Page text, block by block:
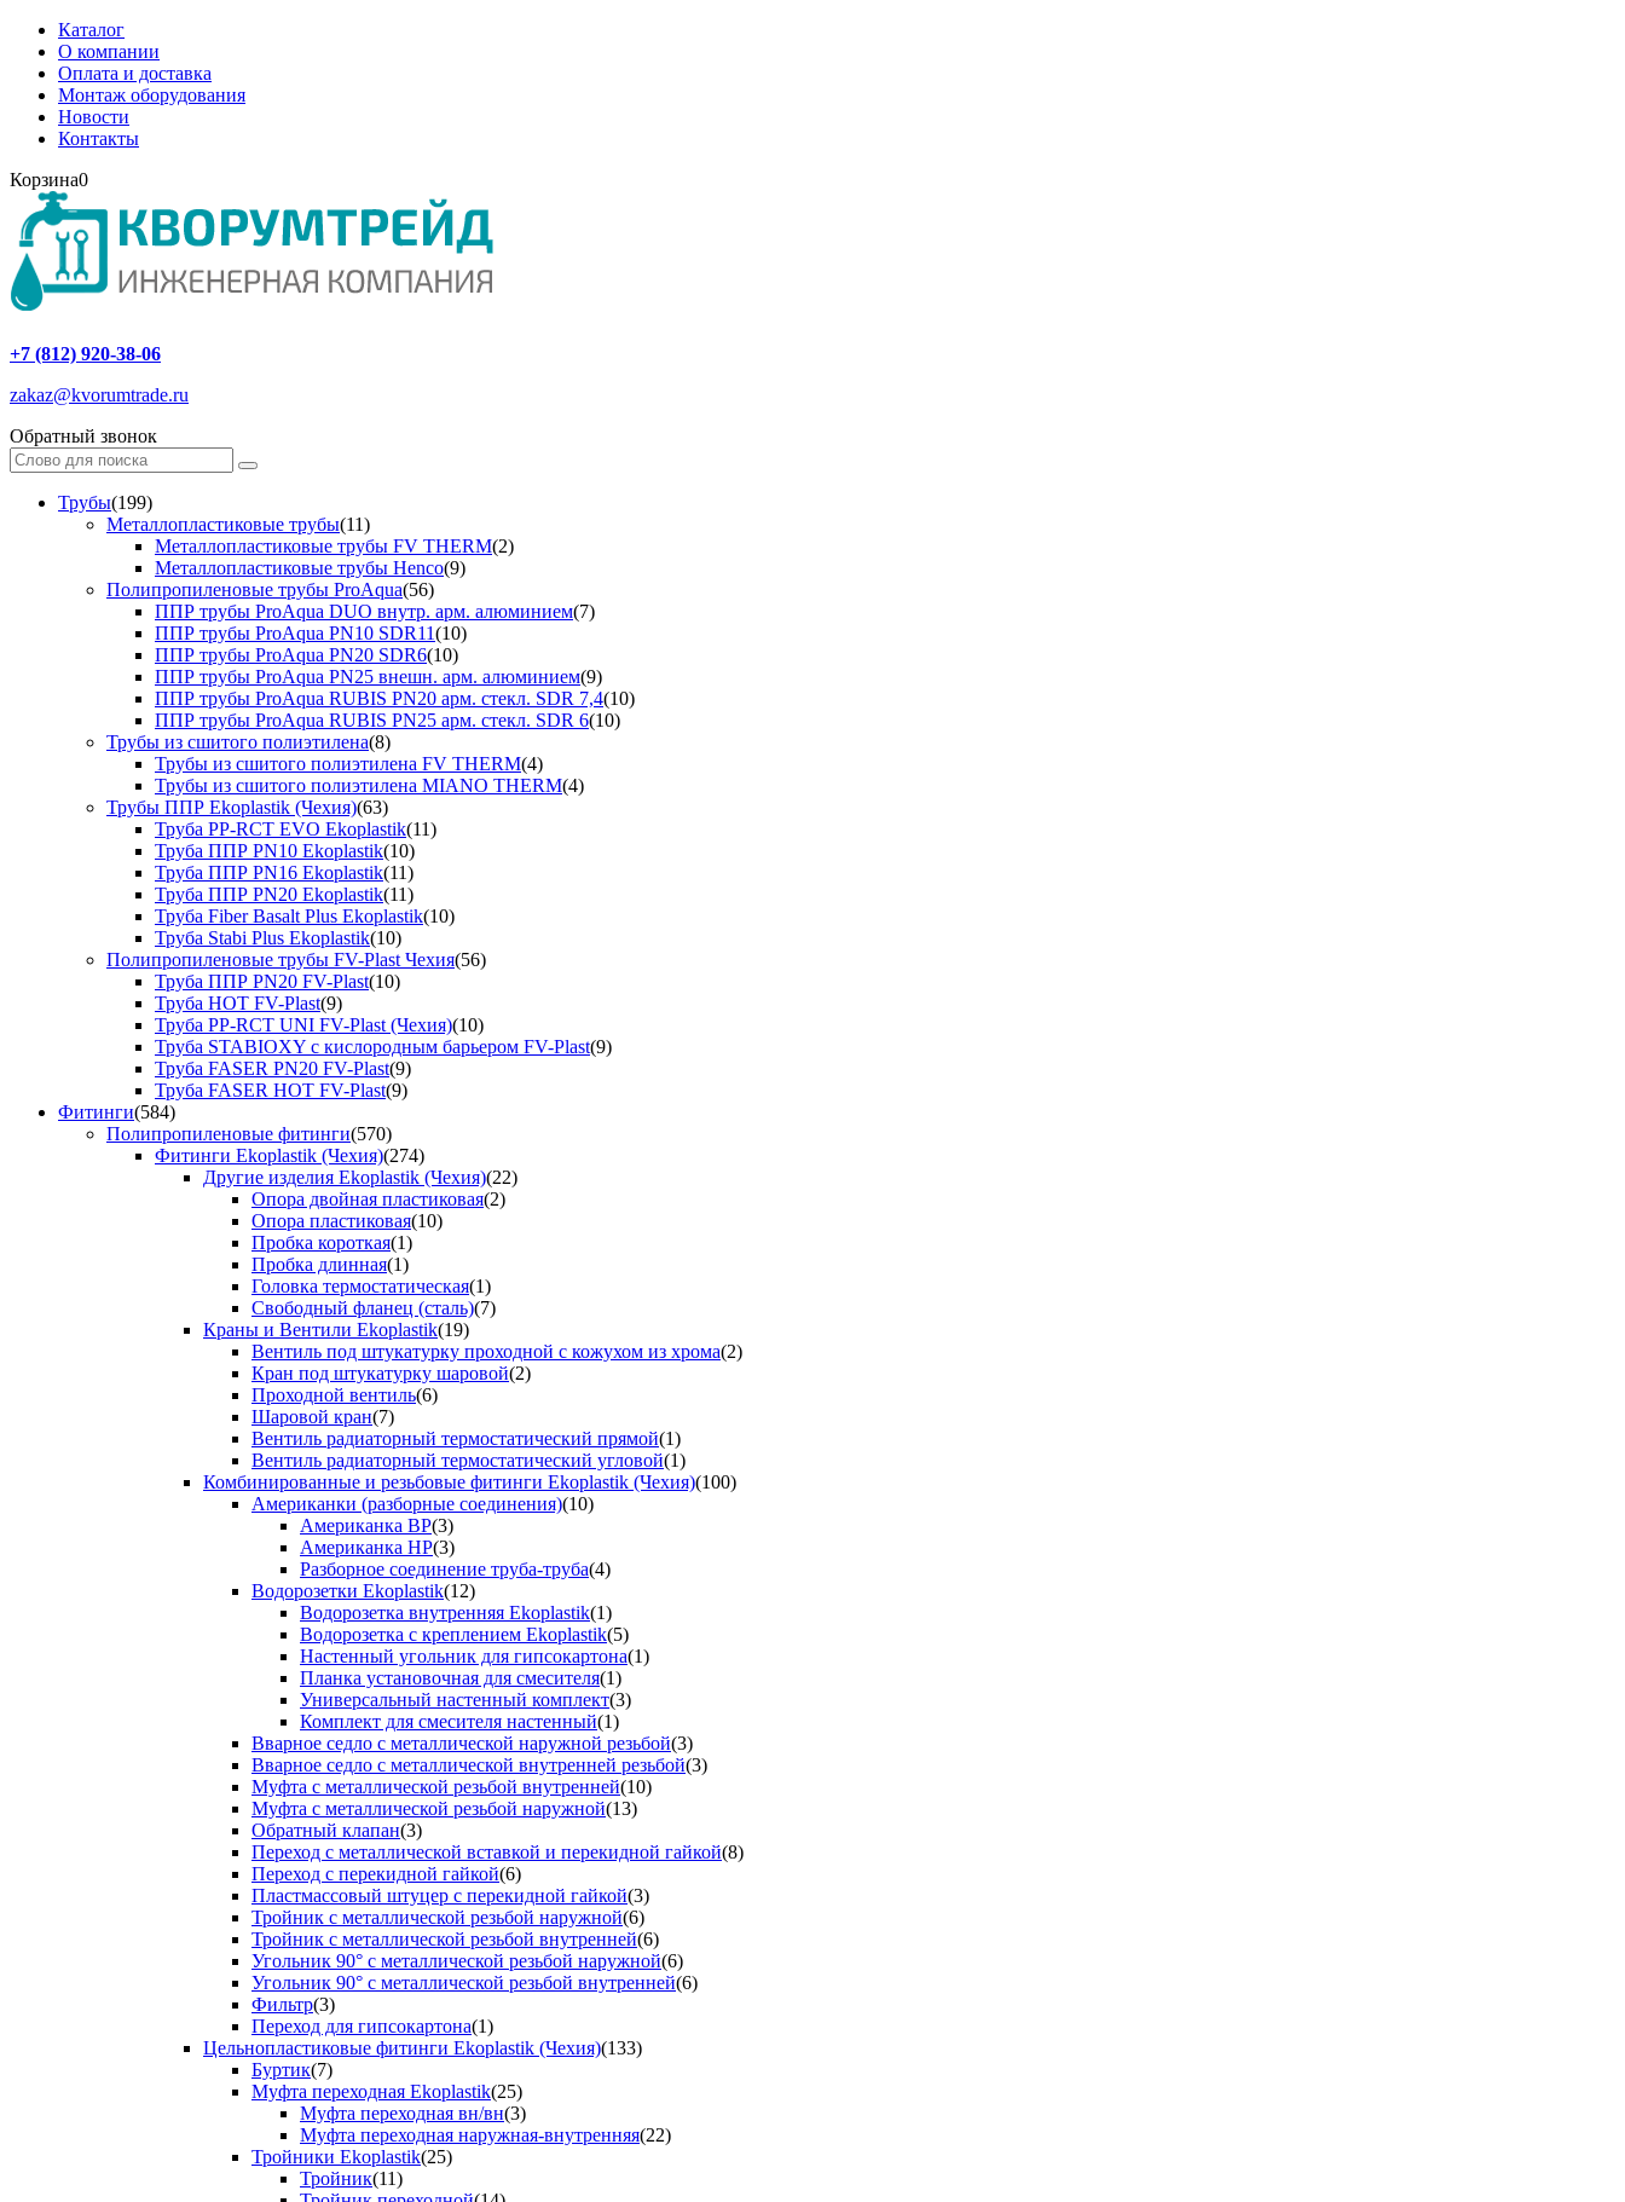
Каталог
О компании
Оплата и доставка
Монтаж оборудования
Новости
Контакты
Корзина0
+7 (812) 920-38-06
zakaz@kvorumtrade.ru
Обратный звонок
Трубы(199)
Металлопластиковые трубы(11)
Металлопластиковые трубы FV THERM(2)
Металлопластиковые трубы Henco(9)
Полипропиленовые трубы ProAqua(56)
ППР трубы ProAqua DUO внутр. арм. алюминием(7)
ППР трубы ProAqua PN10 SDR11(10)
ППР трубы ProAqua PN20 SDR6(10)
ППР трубы ProAqua PN25 внешн. арм. алюминием(9)
ППР трубы ProAqua RUBIS PN20 арм. стекл. SDR 7,4(10)
ППР трубы ProAqua RUBIS PN25 арм. стекл. SDR 6(10)
Трубы из сшитого полиэтилена(8)
Трубы из сшитого полиэтилена FV THERM(4)
Трубы из сшитого полиэтилена MIANO THERM(4)
Трубы ППР Ekoplastik (Чехия)(63)
Труба PP-RCT EVO Ekoplastik(11)
Труба ППР PN10 Ekoplastik(10)
Труба ППР PN16 Ekoplastik(11)
Труба ППР PN20 Ekoplastik(11)
Труба Fiber Basalt Plus Ekoplastik(10)
Труба Stabi Plus Ekoplastik(10)
Полипропиленовые трубы FV-Plast Чехия(56)
Труба ППР PN20 FV-Plast(10)
Труба HOT FV-Plast(9)
Труба PP-RCT UNI FV-Plast (Чехия)(10)
Труба STABIOXY с кислородным барьером FV-Plast(9)
Труба FASER PN20 FV-Plast(9)
Труба FASER HOT FV-Plast(9)
Фитинги(584)
Полипропиленовые фитинги(570)
Фитинги Ekoplastik (Чехия)(274)
Другие изделия Ekoplastik (Чехия)(22)
Опора двойная пластиковая(2)
Опора пластиковая(10)
Пробка короткая(1)
Пробка длинная(1)
Головка термостатическая(1)
Свободный фланец (сталь)(7)
Краны и Вентили Ekoplastik(19)
Вентиль под штукатурку проходной с кожухом из хрома(2)
Кран под штукатурку шаровой(2)
Проходной вентиль(6)
Шаровой кран(7)
Вентиль радиаторный термостатический прямой(1)
Вентиль радиаторный термостатический угловой(1)
Комбинированные и резьбовые фитинги Ekoplastik (Чехия)(100)
Американки (разборные соединения)(10)
Американка ВР(3)
Американка НР(3)
Разборное соединение труба-труба(4)
Водорозетки Ekoplastik(12)
Водорозетка внутренняя Ekoplastik(1)
Водорозетка с креплением Ekoplastik(5)
Настенный угольник для гипсокартона(1)
Планка установочная для смесителя(1)
Универсальный настенный комплект(3)
Комплект для смесителя настенный(1)
Вварное седло с металлической наружной резьбой(3)
Вварное седло с металлической внутренней резьбой(3)
Муфта с металлической резьбой внутренней(10)
Муфта с металлической резьбой наружной(13)
Обратный клапан(3)
Переход с металлической вставкой и перекидной гайкой(8)
Переход с перекидной гайкой(6)
Пластмассовый штуцер с перекидной гайкой(3)
Тройник с металлической резьбой наружной(6)
Тройник с металлической резьбой внутренней(6)
Угольник 90° с металлической резьбой наружной(6)
Угольник 90° с металлической резьбой внутренней(6)
Фильтр(3)
Переход для гипсокартона(1)
Цельнопластиковые фитинги Ekoplastik (Чехия)(133)
Буртик(7)
Муфта переходная Ekoplastik(25)
Муфта переходная вн/вн(3)
Муфта переходная наружная-внутренняя(22)
Тройники Ekoplastik(25)
Тройник(11)